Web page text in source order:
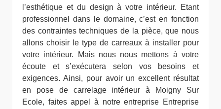
l’esthétique et du design à votre intérieur. Etant
professionnel dans le domaine, c’est en fonction
des contraintes techniques de la pièce, que nous
allons choisir le type de carreaux à installer pour
votre intérieur. Mais nous nous mettons à votre
écoute et s’exécutera selon vos besoins et
exigences. Ainsi, pour avoir un excellent résultat
en pose de carrelage intérieur à Moigny Sur
Ecole, faites appel à notre entreprise Entreprise